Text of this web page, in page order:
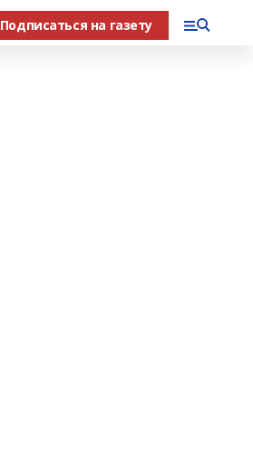
Подписаться на газету